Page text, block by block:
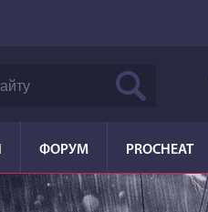
ФОРУМ PROCHEAT